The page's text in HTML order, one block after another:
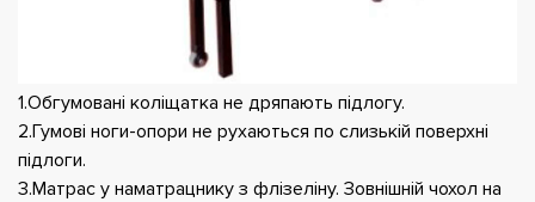
1.Обгумовані коліщатка не дряпають підлогу.
2.Гумові ноги-опори не рухаються по слизькій поверхні
підлоги.
3.Матрас у наматрацнику з флізеліну. Зовнішній чохол на